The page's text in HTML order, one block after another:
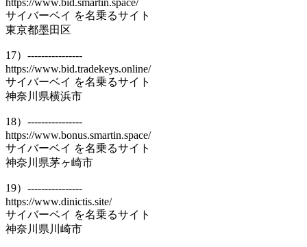
サイバーベイ を名乗るサイト
東京都墨田区
17）----------------
https://www.bid.tradekeys.online/
サイバーベイ を名乗るサイト
神奈川県横浜市
18）----------------
https://www.bonus.smartin.space/
サイバーベイ を名乗るサイト
神奈川県茅ヶ崎市
19）----------------
https://www.dinictis.site/
サイバーベイ を名乗るサイト
神奈川県川崎市